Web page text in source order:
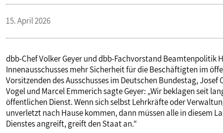
15. April 2026
dbb-Chef Volker Geyer und dbb-Fachvorstand Beamtenpolitik
Innenausschusses mehr Sicherheit für die Beschäftigten im
Vorsitzenden des Ausschusses im Deutschen Bundestag,
Vogel und Marcel Emmerich sagte Geyer: „Wir beklagen seit
öffentlichen Dienst. Wenn sich selbst Lehrkräfte oder
unverletzt nach Hause kommen, dann müssen alle in diesem
Dienstes angreift, greift den Staat an.“